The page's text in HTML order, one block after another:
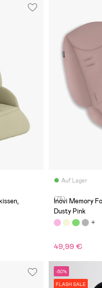
Auf Lager
(75)
Inovi Memory
Dusty Pink
49,99 €
-50%
FLASH SALE